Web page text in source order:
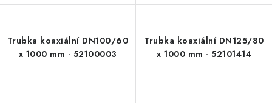
Trubka koaxiální DN100/60
x 1000 mm - 52100003
Trubka koaxiální DN125/80
x 1000 mm - 52101414